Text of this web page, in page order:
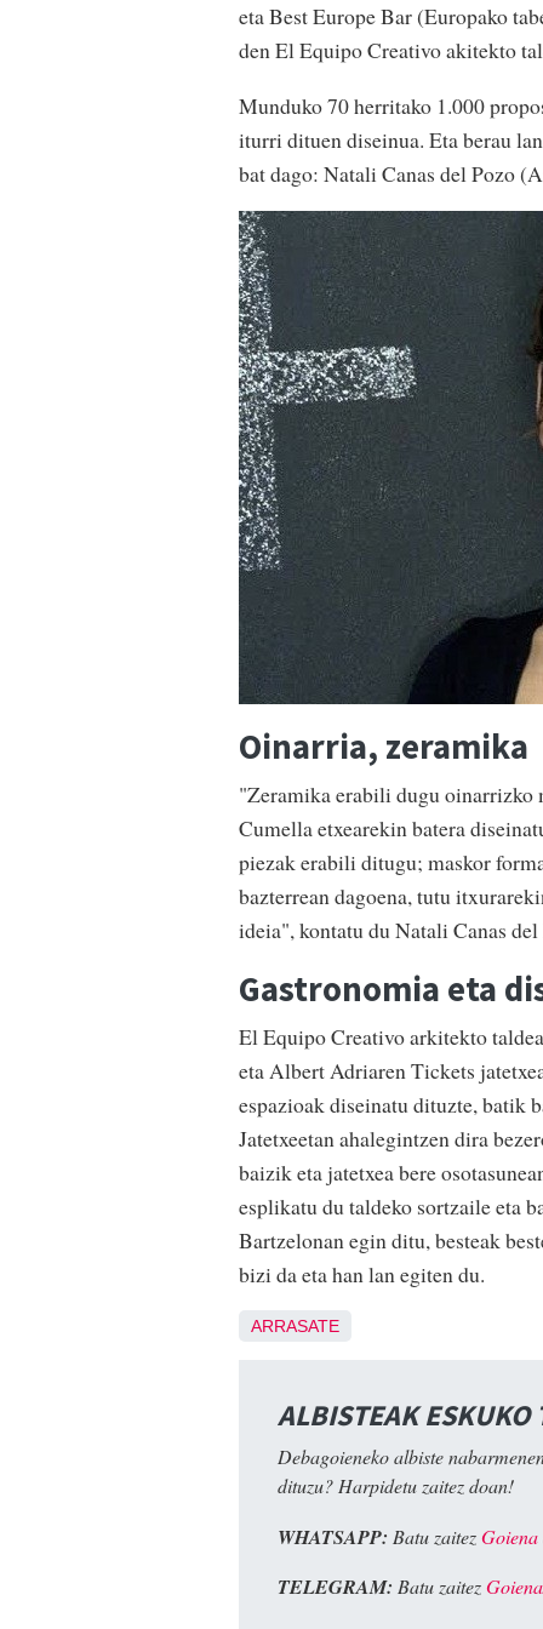
eta Best Europe Bar (Europako
den El Equipo Creativo akitekto
Munduko 70 herritako 1.000
iturri dituen diseinua. Eta berau
bat dago: Natali Canas del Pozo
Oinarria, zeramika
"Zeramika erabili dugu oinarrizko
Cumella etxearekin batera
piezak erabili ditugu; maskor
bazterrean dagoena, tutu
ideia", kontatu du Natali Canas del
Gastronomia eta
El Equipo Creativo arkitekto
eta Albert Adriaren Tickets
espazioak diseinatu dituzte, batik
Jatetxeetan ahalegintzen dira
baizik eta jatetxea bere
esplikatu du taldeko sortzaile eta
Bartzelonan egin ditu, besteak
bizi da eta han lan egiten du.
ARRASATE
ALBISTEAK ESKUKO
Debagoieneko albiste
dituzu? Harpidetu zaitez doan!
WHATSAPP: Batu zaitezGoiena
TELEGRAM: Batu zaitez